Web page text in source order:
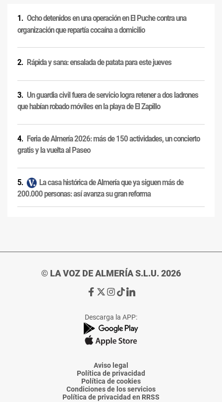
Ocho detenidos en una operación en El Puche contra una
organización que repartía cocaína a domicilio
Rápida y sana: ensalada de patata para este jueves
Un guardia civil fuera de servicio logra retener a dos ladrones
que habían robado móviles en la playa de El Zapillo
Feria de Almería 2026: más de 150 actividades, un concierto
gratis y la vuelta al Paseo
La casa histórica de Almería que ya siguen más de
200.000 personas: así avanza su gran reforma
© LA VOZ DE ALMERÍA S.L.U. 2026
Ir
de
La
Voz
Almería
Ir
de
La
Voz
Almería
Ir
de
La
Voz
Almería
Ir
de
La
Voz
Almería
Ir
de
La
Voz
Descarga la APP:
Aviso legal
Política de privacidad
Política de cookies
Condiciones de los servicios
Política de privacidad en RRSS